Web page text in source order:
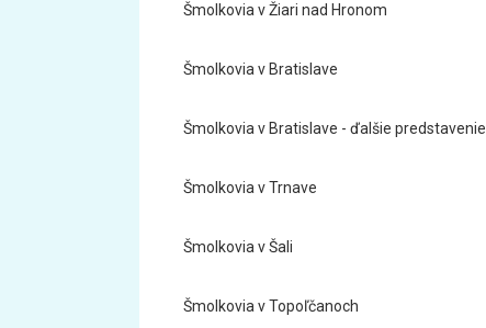
Šmolkovia v Žiari nad Hronom
Šmolkovia v Bratislave
Šmolkovia v Bratislave - ďalšie predstavenie
Šmolkovia v Trnave
Šmolkovia v Šali
Šmolkovia v Topoľčanoch